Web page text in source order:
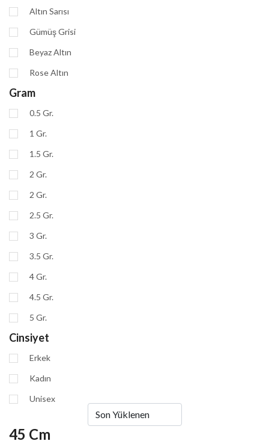
Altın Sarısı
Gümüş Grisi
Beyaz Altın
Rose Altın
Gram
0.5 Gr.
1 Gr.
1.5 Gr.
2 Gr.
2 Gr.
2.5 Gr.
3 Gr.
3.5 Gr.
4 Gr.
4.5 Gr.
5 Gr.
Cinsiyet
Erkek
Kadın
Unisex
45 Cm